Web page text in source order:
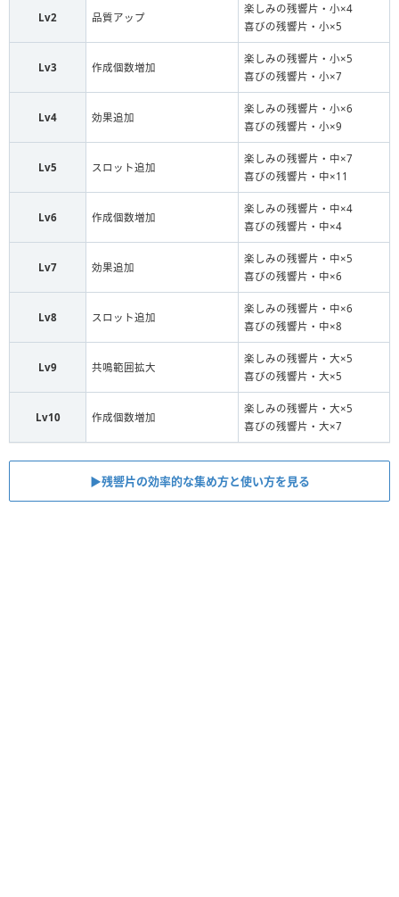
Lv2 品質アップ
楽しみの残響片・小×4
喜びの残響片・小×5
Lv3 作成個数増加
楽しみの残響片・小×5
喜びの残響片・小×7
Lv4 効果追加
楽しみの残響片・小×6
喜びの残響片・小×9
Lv5 スロット追加
楽しみの残響片・中×7
喜びの残響片・中×11
Lv6 作成個数増加
楽しみの残響片・中×4
喜びの残響片・中×4
Lv7 効果追加
楽しみの残響片・中×5
喜びの残響片・中×6
Lv8 スロット追加
楽しみの残響片・中×6
喜びの残響片・中×8
Lv9 共鳴範囲拡大
楽しみの残響片・大×5
喜びの残響片・大×5
Lv10 作成個数増加
楽しみの残響片・大×5
喜びの残響片・大×7
▶︎残響片の効率的な集め方と使い方を見る